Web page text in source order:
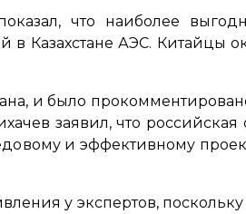
что наиболее
Казахстане АЭС. Китайцы
и было
заявил, что российская
и эффективному
у экспертов,